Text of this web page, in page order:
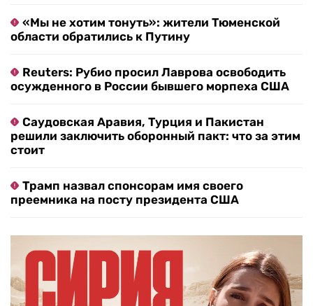
«Мы не хотим тонуть»: жители Тюменской
области обратились к Путину
Reuters: Рубио просил Лаврова освободить
осужденного в России бывшего морпеха США
Саудовская Аравия, Турция и Пакистан
решили заключить оборонный пакт: что за этим
стоит
Трамп назвал спонсорам имя своего
преемника на посту президента США